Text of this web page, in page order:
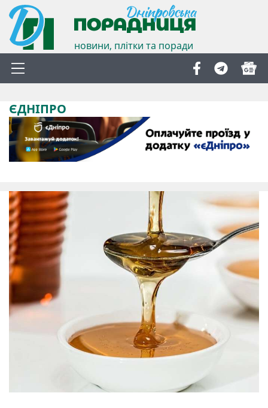
новини, плітки та поради
ЄДНІПРО